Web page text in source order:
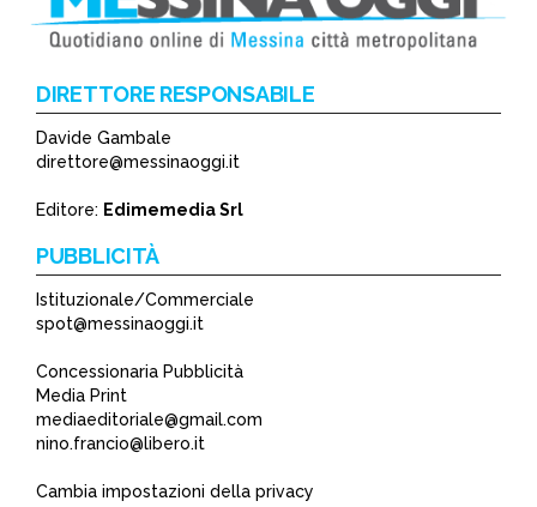
*
DIRETTORE RESPONSABILE
Davide Gambale
direttore@messinaoggi.it
Editore: Edimemedia Srl
PUBBLICITÀ
Istituzionale/Commerciale
spot@messinaoggi.it
Concessionaria Pubblicità
Media Print
mediaeditoriale@gmail.com
nino.francio@libero.it
Cambia impostazioni della privacy